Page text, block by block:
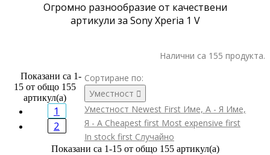
Огромно разнообразие от качествени
артикули за Sony Xperia 1 V
Налични са 155 продукта.
Сортиране по:
Уместност 
Уместност Newest First Име, А - Я Име,
Я - А Cheapest first Most expensive first
In stock first Случайно
Показани са 1-15 от общо 155 артикул(а)
Показани са 1-
15 от общо 155
артикул(а)
1
2